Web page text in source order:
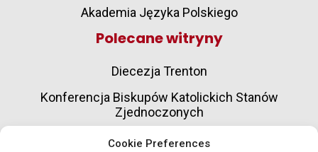
Cookie Preferences
Akademia Języka Polskiego
Polecane witryny
Diecezja Trenton
Konferencja Biskupów Katolickich Stanów
Zjednoczonych
Towarzystwo Słowa Bożego